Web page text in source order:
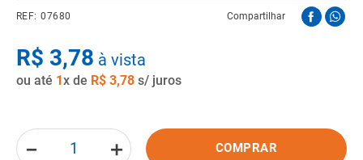
07680 Compartilhar
R$ 3,78 à vista
ou até 1x de R$ 3,78 s/ juros
＋
－ COMPRAR
5 º revestimento
6º telha fibrocimento
7º gabinete banheiro